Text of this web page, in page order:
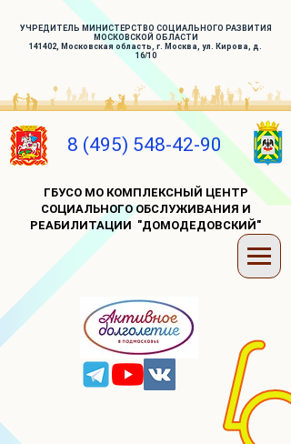
УЧРЕДИТЕЛЬ МИНИСТЕРСТВО СОЦИАЛЬНОГО РАЗВИТИЯ
МОСКОВСКОЙ ОБЛАСТИ
141402, Московская область, г. Москва, ул. Кирова, д.
16/10
8 (495) 548-42-90
ГБУСО МО КОМПЛЕКСНЫЙ ЦЕНТР
СОЦИАЛЬНОГО ОБСЛУЖИВАНИЯ И
РЕАБИЛИТАЦИИ "ДОМОДЕДОВСКИЙ"